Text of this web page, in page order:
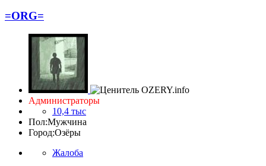
=ORG=
Администраторы
10,4 тыс
Пол:Мужчина
Город:Озёры
Жалоба